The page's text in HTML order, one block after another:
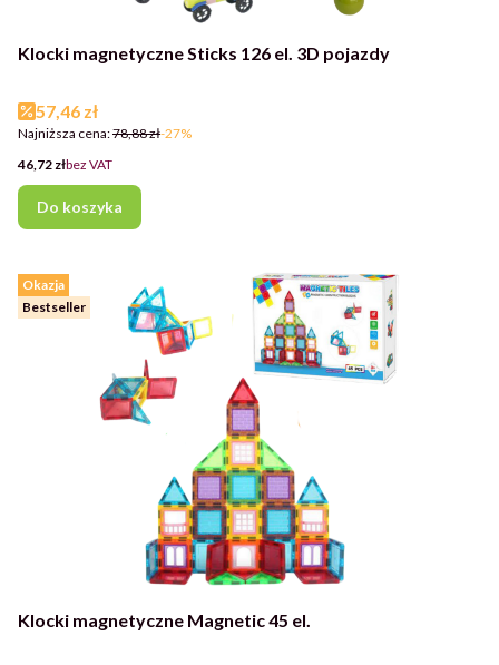
Klocki magnetyczne Sticks 126 el. 3D pojazdy
Cena promocyjna
57,46 zł
Najniższa cena:78,88 zł-27%
Cena
46,72 złbez VAT
Do koszyka
Okazja
Bestseller
Klocki magnetyczne Magnetic 45 el.